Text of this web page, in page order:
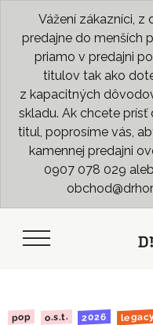
Vážení zákazníci,
predajne do menších
priamo v predajni
titulov tak ako
z kapacitných
skladu. Ak chcete
titul, poprosíme vás,
kamennej predajni
0907 078 029
pop o.s.t. 2026